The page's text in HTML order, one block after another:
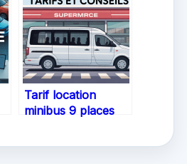
Tarif location
minibus 9 places